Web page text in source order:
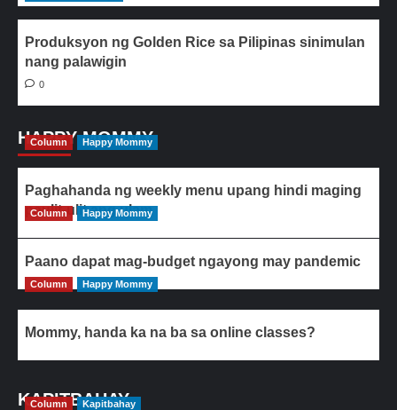
Produksyon ng Golden Rice sa Pilipinas sinimulan
nang palawigin
0
HAPPY MOMMY
Column Happy Mommy
Paghahanda ng weekly menu upang hindi maging
paulit-ulit ang ulam
Column Happy Mommy
Paano dapat mag-budget ngayong may pandemic
Column Happy Mommy
Mommy, handa ka na ba sa online classes?
KAPITBAHAY
Column Kapitbahay